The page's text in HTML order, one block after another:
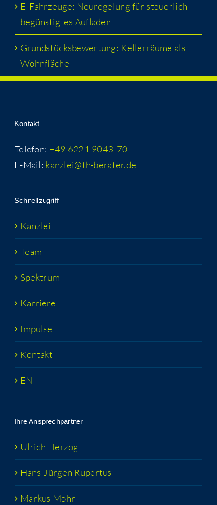
E-Fahr­zeu­ge: Neu­re­ge­lung für steu­er­lich
begüns­tig­tes Aufladen
Grund­stücks­be­wer­tung: Kel­ler­räu­me als
Wohnfläche
Kon­takt
Telefon: +49 6221 9043-70
E-Mail: kanzlei@th-berater.de
Schnell­zu­griff
Kanz­lei
Team
Spek­trum
Kar­rie­re
Impul­se
Kon­takt
EN
Ihre Ansprech­part­ner
Ulrich Her­zog
Hans-Jür­­gen Rupertus
Mar­kus Mohr